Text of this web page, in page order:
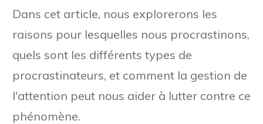
Dans cet article, nous explorerons les
raisons pour lesquelles nous procrastinons,
quels sont les différents types de
procrastinateurs, et comment la gestion de
l'attention peut nous aider à lutter contre ce
phénomène.